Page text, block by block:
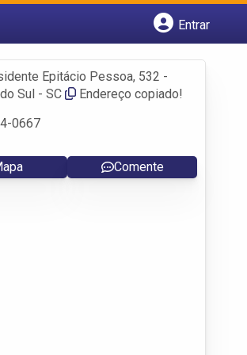
Entrar
Epitácio Pessoa, 532 -
Sul - SC
Endereço copiado!
0667
Comente